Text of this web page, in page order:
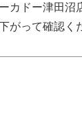
カドー津田沼
がって確認く